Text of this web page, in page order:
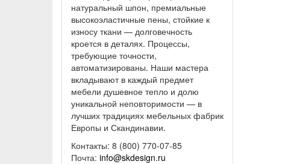
натуральный шпон, премиальные
высокоэластичные пены, стойкие к
износу ткани — долговечность
кроется в деталях. Процессы,
требующие точности,
автоматизированы. Наши мастера
вкладывают в каждый предмет
мебели душевное тепло и долю
уникальной неповторимости — в
лучших традициях мебельных фабрик
Европы и Скандинавии.
Контакты: 8 (800) 770-07-85
Почта: info@skdesign.ru